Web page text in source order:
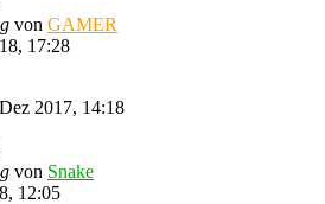
von GAMER
17:28
2017, 14:18
von Snake
12:05